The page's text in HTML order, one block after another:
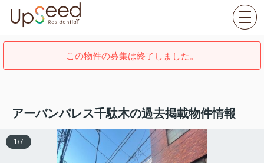
この物件の募集は終了しました。
アーバンパレス千駄木の過去掲載物件情報
1 /7